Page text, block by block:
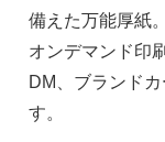
備えた万能厚紙。
オンデマンド印
DM、ブランド
す。